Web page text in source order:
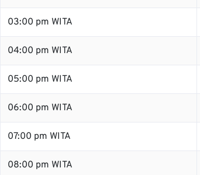
03:00 pm WITA
04:00 pm WITA
05:00 pm WITA
06:00 pm WITA
07:00 pm WITA
08:00 pm WITA